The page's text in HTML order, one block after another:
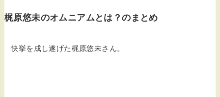
梶原悠未のオムニアムとは？のまとめ
快挙を成し遂げた梶原悠未さん。